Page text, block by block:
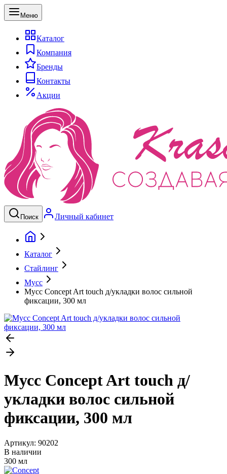
Меню
Каталог
Компания
Бренды
Контакты
Акции
Поиск Личный кабинет
Каталог
Стайлинг
Мусс
Мусс Concept Art touch д/укладки волос сильной
фиксации, 300 мл
Мусс Concept Art touch д/
укладки волос сильной
фиксации, 300 мл
Артикул: 90202
В наличии
300 мл